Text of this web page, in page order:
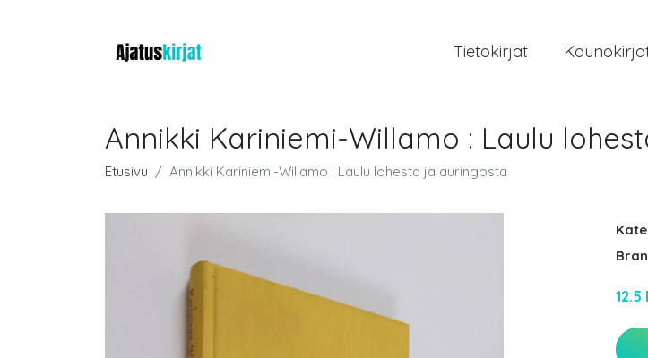
Tietokirjat
Annikki Kariniemi-Willamo : Laulu
Etusivu Annikki Kariniemi-Willamo : Laulu lohesta ja auringosta
12.5